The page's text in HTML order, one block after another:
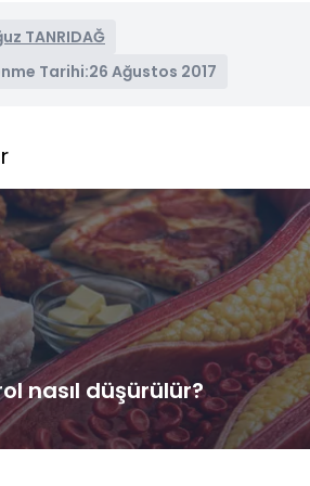
TANRIDAĞ
Tarihi:26 Ağustos 2017
nasıl düşürülür?